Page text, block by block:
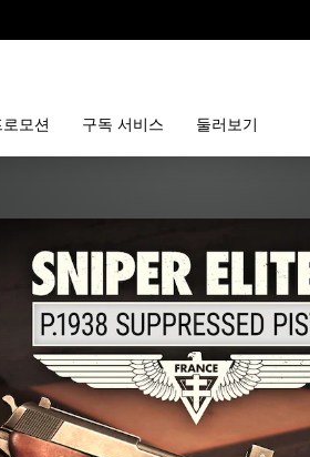
로모션 구독 서비스 둘러보기